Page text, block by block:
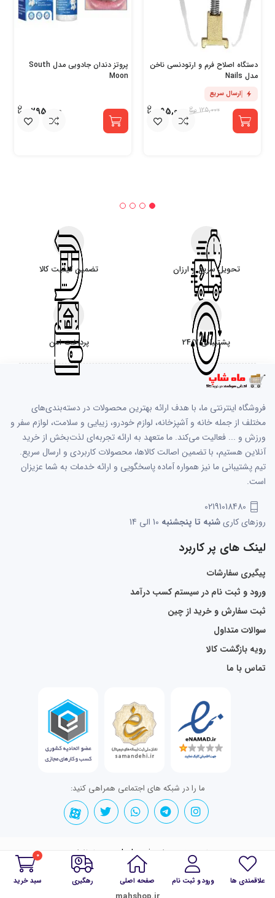
0
سبد خرید رهگیری صفحه اصلی ورود و ثبت نام علاقمندی ها
دستگاه اصلاح فرم و ارتودنسی ناخن
مدل Nails
ارسال سریع
125,000
95,000
پروتز دندان جادویی مدل South
Moon
295,000
تحویل سریع و ارزان تضمین کیفیت کالا
پشتیبانی 24/7 پرداخت امن
فروشگاه اینترنتی ما، با هدف ارائه بهترین محصولات در دسته‌بندی‌های
مختلف از جمله خانه و آشپزخانه، لوازم خودرو، زیبایی و سلامت، لوازم سفر و
ورزش و ... فعالیت می‌کند. ما متعهد به ارائه تجربه‌ای لذت‌بخش از خرید
آنلاین هستیم، با تضمین اصالت کالاها، محصولات کاربردی و ارسال سریع.
تیم پشتیبانی ما نیز همواره آماده پاسخگویی و ارائه خدمات به شما عزیزان
است.
02191018480
روزهای کاریشنبه تا پنجشنبه
لینک های پر کاربرد
پیگیری سفارشات
ورود و ثبت نام در سیستم کسب درآمد
ثبت سفارش و خرید از چین
سوالات متداول
رویه بازگشت کالا
تماس با ما
ما را در شبکه های اجتماعی همراهی کنید:
تمامی حقوق برای mahshop.ir محفوظ است.